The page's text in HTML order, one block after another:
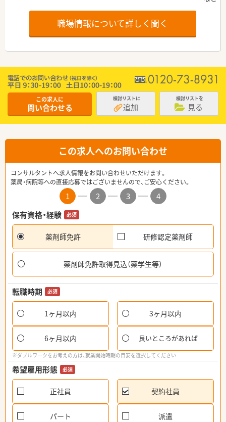
職場情報について詳しく聞く
この求人に
問い合わせる
検討リストに
追加
検討リストを
見る
この求人へのお問い合わせ
コンサルタントへ求人情報をお問い合わせいただけます。
薬局・病院等への直接応募ではございませんので、ご安心ください。
1 2 3
4
保有資格・経験
必須
薬剤師免許 研修認定薬剤師
薬剤師免許取得見込（薬学生等）
転職時期 必須
1ヶ月以内 3ヶ月以内
6ヶ月以内 良いところがあれば
※ダブルワークをお考えの方は、就業開始時期の目安を選択してください
希望雇用形態 必須
正社員 契約社員
パート 派遣